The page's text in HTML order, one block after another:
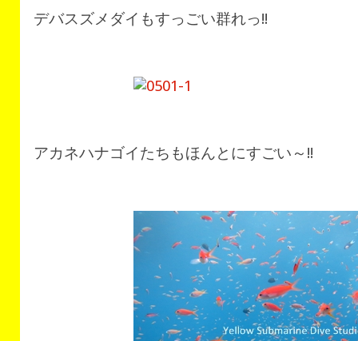
デバスズメダイもすっごい群れっ!!
アカネハナゴイたちもほんとにすごい～!!